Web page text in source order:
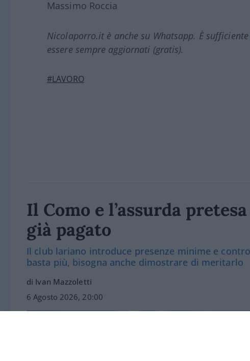
Massimo Roccia
Nicolaporro.it è anche su Whatsapp. È sufficiente
essere sempre aggiornati (gratis).
#LAVORO
Il Como e l’assurda
già pagato
Il club lariano introduce presenze minime e
basta più, bisogna anche dimostrare di meritarlo
di Ivan Mazzoletti
6 Agosto 2026, 20:00